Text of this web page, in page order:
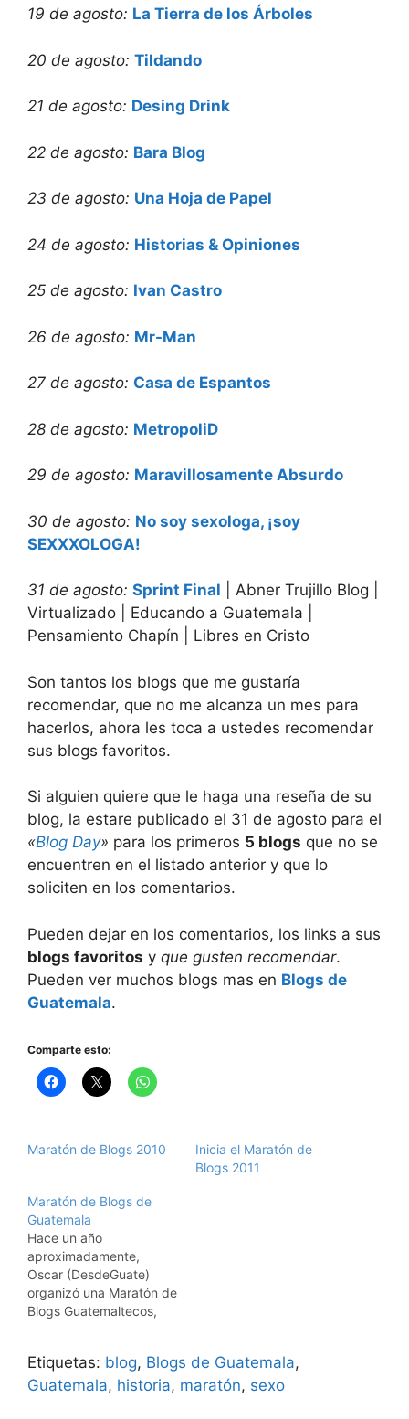
19 de agosto: La Tierra de los Árboles
20 de agosto: Tildando
21 de agosto: Desing Drink
22 de agosto: Bara Blog
23 de agosto: Una Hoja de Papel
24 de agosto: Historias & Opiniones
25 de agosto: Ivan Castro
26 de agosto: Mr-Man
27 de agosto: Casa de Espantos
28 de agosto: MetropoliD
29 de agosto: Maravillosamente Absurdo
30 de agosto: No soy sexologa, ¡soy
SEXXXOLOGA!
31 de agosto: Sprint Final | Abner Trujillo Blog |
Virtualizado | Educando a Guatemala |
Pensamiento Chapín | Libres en Cristo
Son tantos los blogs que me gustaría
recomendar, que no me alcanza un mes para
hacerlos, ahora les toca a ustedes recomendar
sus blogs favoritos.
Si alguien quiere que le haga una reseña de su
blog, la estare publicado el 31 de agosto para el
«Blog Day» para los primeros 5 blogs que no se
encuentren en el listado anterior y que lo
soliciten en los comentarios.
Pueden dejar en los comentarios, los links a sus
blogs favoritos y que gusten recomendar.
Pueden ver muchos blogs mas en Blogs de
Guatemala.
Comparte esto:
Maratón de Blogs 2010
Inicia el Maratón de
Blogs 2011
Maratón de Blogs de
Guatemala
Hace un año
aproximadamente,
Oscar (DesdeGuate)
organizó una Maratón de
Blogs Guatemaltecos,
de Guatemala, impulsar
su desarrollo y creación
Etiquetas: blog, Blogs de Guatemala,
Guatemala, historia, maratón, sexo